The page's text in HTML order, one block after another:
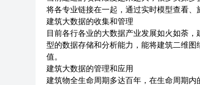
将各专业链接在一起，通过实时模型查看、
建筑大数据的收集和管理
目前各行各业的大数据产业发展如火如荼
型的数据存储和分析能力，能将建筑二维
值。
建筑大数据的管理和应用
建筑物全生命周期多达百年，在生命周期